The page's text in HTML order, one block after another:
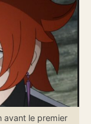
avant le premier